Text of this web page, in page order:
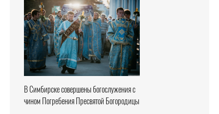
В Симбирске совершены богослужения с
чином Погребения Пресвятой Богородицы